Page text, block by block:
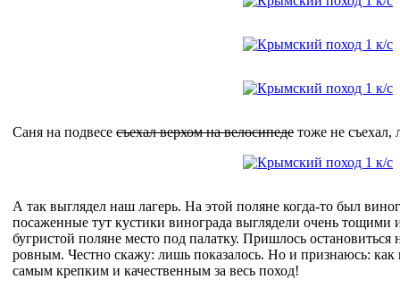
Саня на подвесе съехал верхом на велосипеде тоже не съехал,
А так выглядел наш лагерь. На этой поляне когда-то был
посаженные тут кустики винограда выглядели очень
бугристой поляне место под палатку. Пришлось остановиться
ровным. Честно скажу: лишь показалось. Но и признаюсь: как
самым крепким и качественным за весь поход!